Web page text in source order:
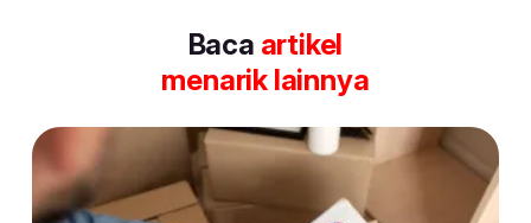
Baca artikel
menarik lainnya